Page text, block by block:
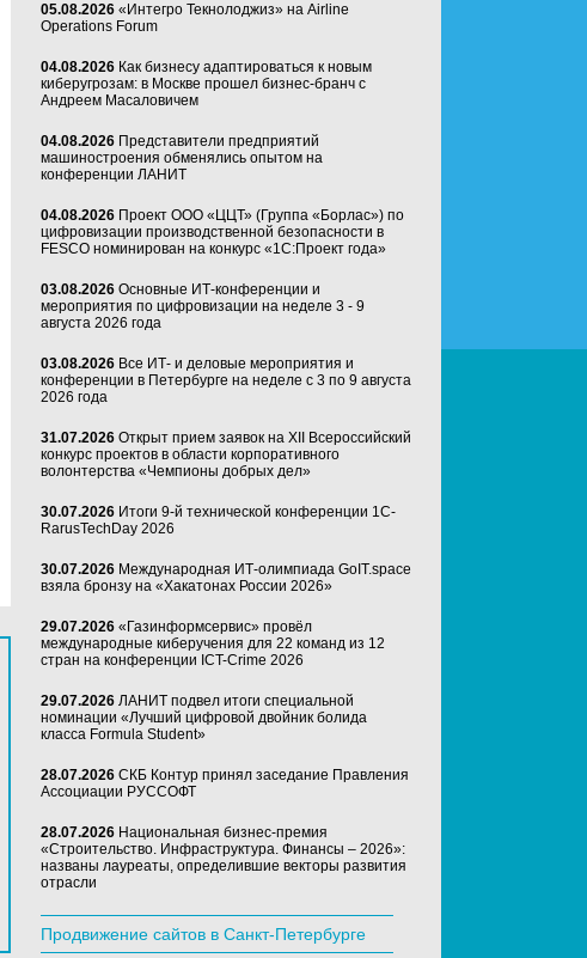
05.08.2026 «Интегро Текнолоджиз» на Airline
Operations Forum
04.08.2026 Как бизнесу адаптироваться к новым
киберугрозам: в Москве прошел бизнес-бранч с
Андреем Масаловичем
04.08.2026 Представители предприятий
машиностроения обменялись опытом на
конференции ЛАНИТ
04.08.2026 Проект ООО «ЦЦТ» (Группа «Борлас») по
цифровизации производственной безопасности в
FESCO номинирован на конкурс «1С:Проект года»
03.08.2026 Основные ИТ-конференции и
мероприятия по цифровизации на неделе 3 - 9
августа 2026 года
03.08.2026 Все ИТ- и деловые мероприятия и
конференции в Петербурге на неделе с 3 по 9 августа
2026 года
31.07.2026 Открыт прием заявок на XII Всероссийский
конкурс проектов в области корпоративного
волонтерства «Чемпионы добрых дел»
30.07.2026 Итоги 9-й технической конференции 1C-
RarusTechDay 2026
30.07.2026 Международная ИТ-олимпиада GoIT.space
взяла бронзу на «Хакатонах России 2026»
29.07.2026 «Газинформсервис» провёл
международные киберучения для 22 команд из 12
стран на конференции ICT-Crime 2026
29.07.2026 ЛАНИТ подвел итоги специальной
номинации «Лучший цифровой двойник болида
класса Formula Student»
28.07.2026 СКБ Контур принял заседание Правления
Ассоциации РУССОФТ
28.07.2026 Национальная бизнес-премия
«Строительство. Инфраструктура. Финансы – 2026»:
названы лауреаты, определившие векторы развития
отрасли
Продвижение сайтов в Санкт-Петербурге